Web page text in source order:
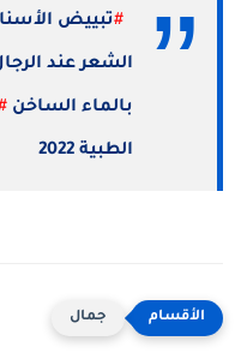
#تبييض
الشعر عند
بالماء الساخن
الطبية 2022
جمال